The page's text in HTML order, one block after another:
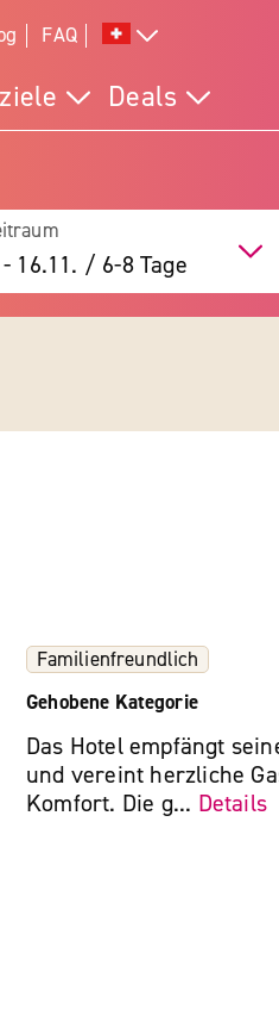
FAQ
Deals
- 16.11. / 6-8 Tage
Familienfreundlich
Gehobene Kategorie
Das Hotel empfängt
und vereint herzliche
Komfort. Die g... Details